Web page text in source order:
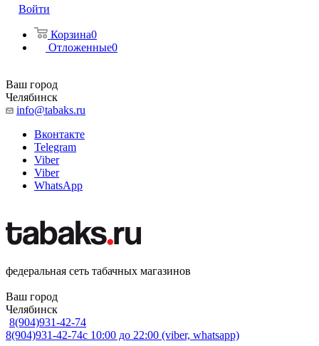
Войти
Корзина0
Отложенные0
Ваш город
Челябинск
info@tabaks.ru
Вконтакте
Telegram
Viber
Viber
WhatsApp
федеральная сеть табачных магазинов
Ваш город
Челябинск
8(904)931-42-74
8(904)931-42-74с 10:00 до 22:00 (viber, whatsapp)